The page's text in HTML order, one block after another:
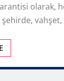
olarak,